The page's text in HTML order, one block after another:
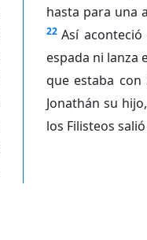
hasta para una
22 Así
espada ni lanza
que estaba con
Jonathán su
los Filisteos